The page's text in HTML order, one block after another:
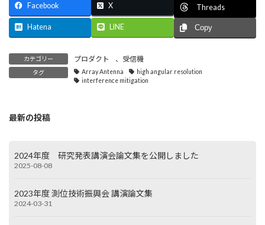
Facebook X Threads
Hatena LINE Copy
カテゴリー プロダクト 、 受信機
タグ Array Antenna
high angular resolution
interference mitigation
最新の投稿
2024年度 研究発表講演会論文集を公開しました
2025-08-08
2023年度 測位技術振興会 講演論文集
2024-03-31